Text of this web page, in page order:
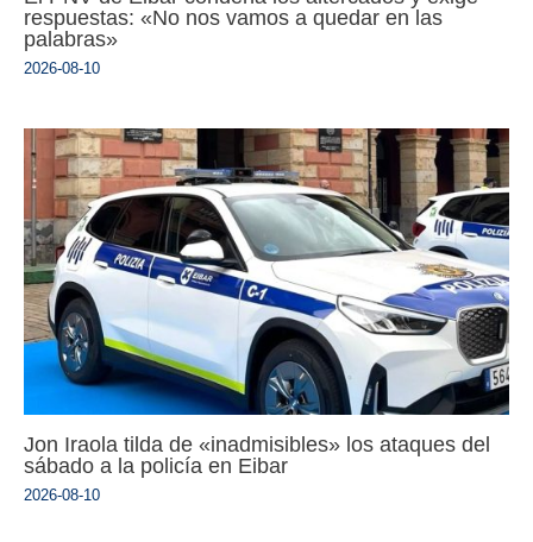
respuestas: «No nos vamos a quedar en las
palabras»
2026-08-10
Jon Iraola tilda de «inadmisibles» los ataques del
sábado a la policía en Eibar
2026-08-10